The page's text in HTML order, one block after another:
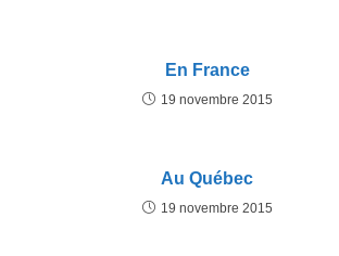
En France
19 novembre 2015
Au Québec
19 novembre 2015